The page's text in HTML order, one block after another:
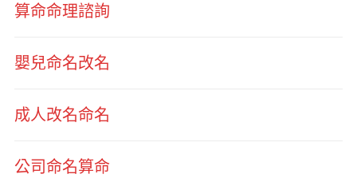
算命命理諮詢
嬰兒命名改名
成人改名命名
公司命名算命